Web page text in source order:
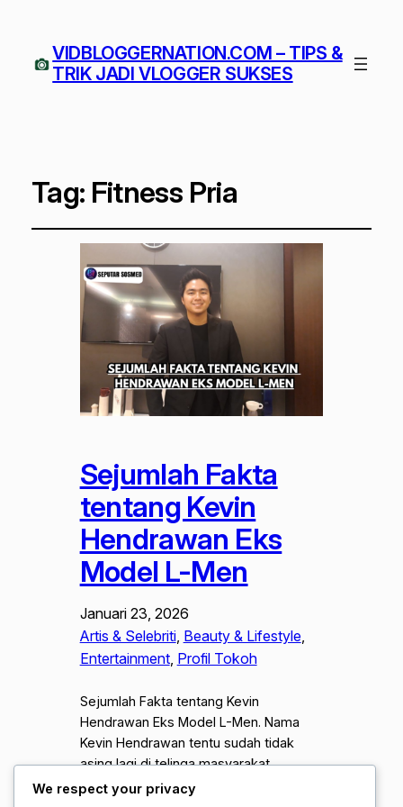
VIDBLOGGERNATION.COM – TIPS &
TRIK JADI VLOGGER SUKSES
Tag: Fitness Pria
Sejumlah Fakta
tentang Kevin
Hendrawan Eks
Model L-Men
Januari 23, 2026
Artis & Selebriti, Beauty & Lifestyle
Entertainment, Profil Tokoh
Sejumlah Fakta tentang Kevin
Hendrawan Eks Model L-Men. Nama
Kevin Hendrawan tentu sudah tidak
asing lagi di telinga masyarakat
Indonesia, terutama bagi mereka yang
We respect your privacy